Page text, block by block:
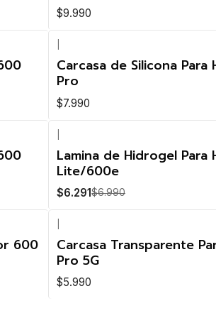
$9.990
Carcasa de Silicona
Pro
$7.990
OFF
Nuevo
Lamina de Hidrogel Para
Lite/600e
$6.291$6.990
600
Carcasa Transparente
Pro 5G
$5.990